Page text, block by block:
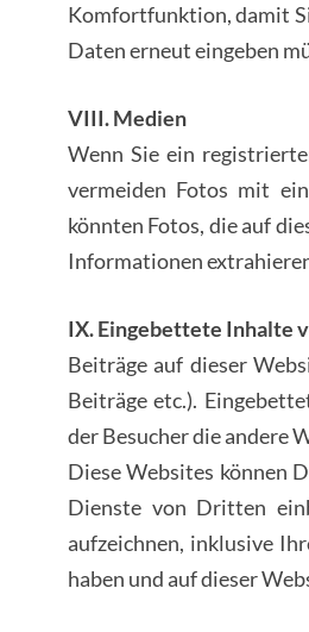
Komfortfunktion, damit
Daten erneut eingeben
VIII. Medien
Wenn Sie ein
vermeiden Fotos mit
könnten Fotos, die auf
Informationen
IX. Eingebettete Inhalte
Beiträge auf dieser
Beiträge etc.).
der Besucher die andere
Diese Websites können
Dienste von Dritten
aufzeichnen, inklusive
haben und auf dieser